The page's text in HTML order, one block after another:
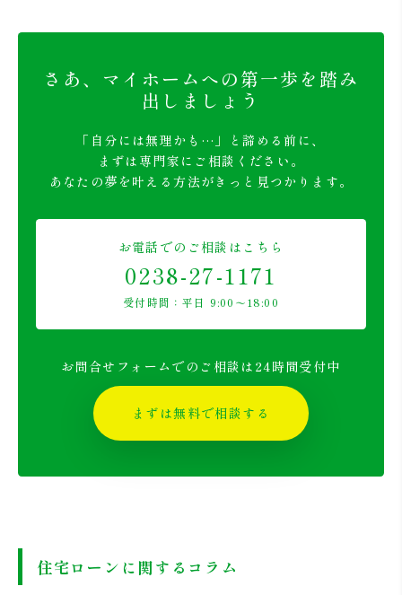
さあ、マイホームへの第一歩を踏み
出しましょう
「自分には無理かも…」と諦める前に、
まずは専門家にご相談ください。
あなたの夢を叶える方法がきっと見つかります。
お電話でのご相談はこちら
0238-27-1171
受付時間：平日 9:00〜18:00
お問合せフォームでのご相談は24時間受付中
まずは無料で相談する
住宅ローンに関するコラム